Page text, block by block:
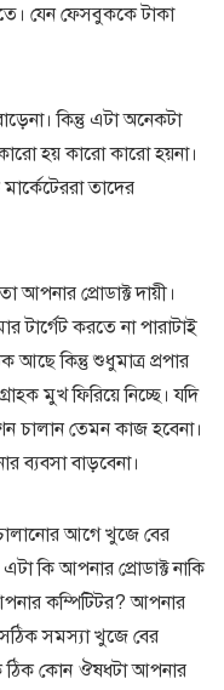
যেন ফেসবুককে টাকা
কিন্তু এটা অনেকটা
হয় কারো কারো হয়না।
তাদের
আপনার প্রোডাক্ট দায়ী।
টার্গেট করতে না পারাটাই
কিন্তু শুধুমাত্র প্রপার
মুখ ফিরিয়ে নিচ্ছে। যদি
চালান তেমন কাজ হবেনা।
ব্যবসা বাড়বেনা।
চালানোর আগে খুজে বের
কি আপনার প্রোডাক্ট নাকি
কম্পিটিটর? আপনার
সঠিক সমস্যা খুজে বের
ঠিক কোন ঔষধটা আপনার